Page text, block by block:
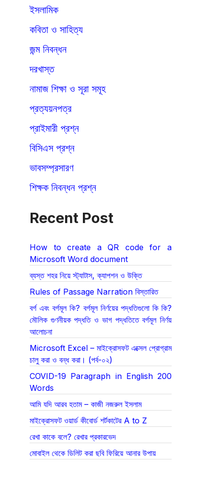
ইসলামিক
কবিতা ও সাহিত্য
জন্ম নিবন্ধন
দরখাস্ত
নামাজ শিক্ষা ও সূরা সমূহ
প্রত্যয়নপত্র
প্রাইমারী প্রশ্ন
বিসিএস প্রশ্ন
ভাবসম্প্রসারণ
শিক্ষক নিবন্ধন প্রশ্ন
Recent Post
How to create a QR code for a
Microsoft Word document
ব্যস্ত শহর নিয়ে স্ট্যাটাস, ক্যাপশন ও উক্তি
Rules of Passage Narration বিস্তারিত
বর্গ এবং বর্গমূল কি? বর্গমূল নির্ণয়ের পদ্ধতিগুলো কি কি?
মৌলিক গুণনীয়ক পদ্ধতি ও ভাগ পদ্ধতিতে বর্গমূল নির্ণয়
আলোচনা
Microsoft Excel – মাইক্রোসফট এক্সেল প্রোগ্রাম
চালু করা ও বন্ধ করা। (পর্ব-০২)
COVID-19 Paragraph in English 200
Words
আমি যদি আরব হতাম – কাজী নজরুল ইসলাম
মাইক্রোসফট ওয়ার্ড কীবোর্ড শর্টকাটের A to Z
রেখা কাকে বলে? রেখার প্রকারভেদ
মোবাইল থেকে ডিলিট করা ছবি ফিরিয়ে আনার উপায়